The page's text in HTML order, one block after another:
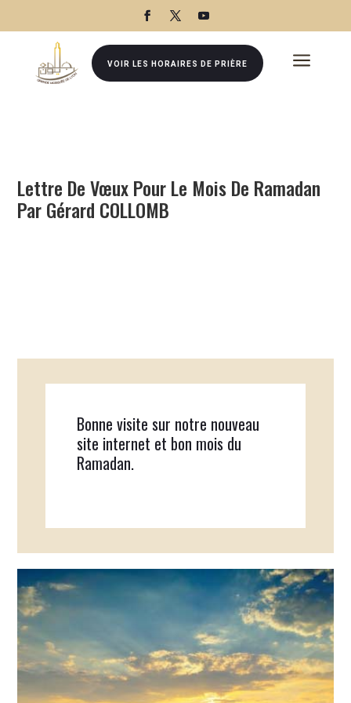
VOIR LES HORAIRES DE PRIÈRE a
Lettre De Vœux Pour Le Mois De Ramadan
Par Gérard COLLOMB
Bonne visite sur notre nouveau
site internet et bon mois du
Ramadan.